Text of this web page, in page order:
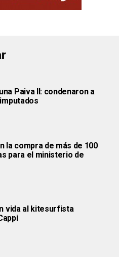
Paiva II: condenaron a
la compra de más de 100
para el ministerio de
vida al kitesurfista